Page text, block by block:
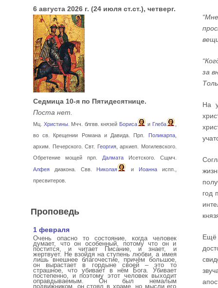
за
На
год
Ещё
6 августа 2026 г. (24 июля ст.ст.), четверг.
Седмица 10-я по Пятидесятнице.
Поста нет.
Мц. Христины. Мчч. блгвв. князей Бориса и Глеба
во св. Крещении Романа и Давида. Прп.
Поликарпа,
архим. Печерского. Свт.
Георгия, архиеп. Могилевского.
Обретение мощей прп.
ДалматаИсетского. Сщмч.
Алфея диакона. Свв. Николая и Иоаннаиспп.,
пресвитеров.
Проповедь
1 февраля
Очень опасно то состояние, когда человек
думает, что он особенный, потому что он и
постится, и читает Писание, и знает, и
жертвует. Не взойдя на ступень любви, а имея
лишь внешнее благочестие, причём большое,
он вырастает в гордыне своей – это то
страшное, что убивает в нём Бога. Убивает
постепенно, и поэтому этот человек выходит
оправдываемым. Он был немалым
подвижником, он стоял в храме, но мысли его